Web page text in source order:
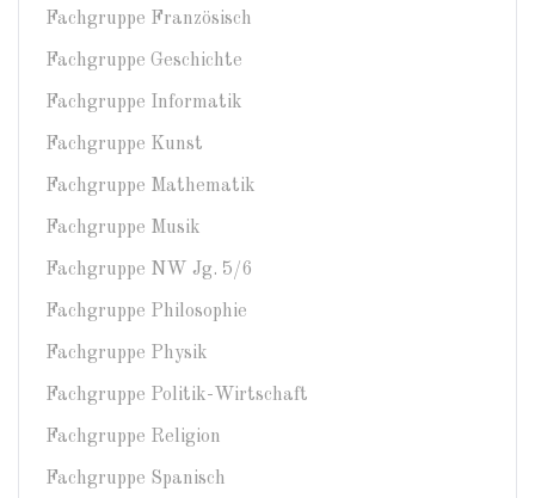
Fachgruppe Französisch
Fachgruppe Geschichte
Fachgruppe Informatik
Fachgruppe Kunst
Fachgruppe Mathematik
Fachgruppe Musik
Fachgruppe NW Jg. 5/6
Fachgruppe Philosophie
Fachgruppe Physik
Fachgruppe Politik-Wirtschaft
Fachgruppe Religion
Fachgruppe Spanisch